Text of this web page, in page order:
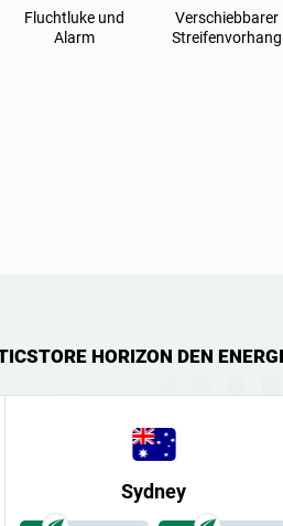
Fluchtluke und
Alarm
Verschiebbarer
Streifenvorhang
HORIZON DEN
Sydney